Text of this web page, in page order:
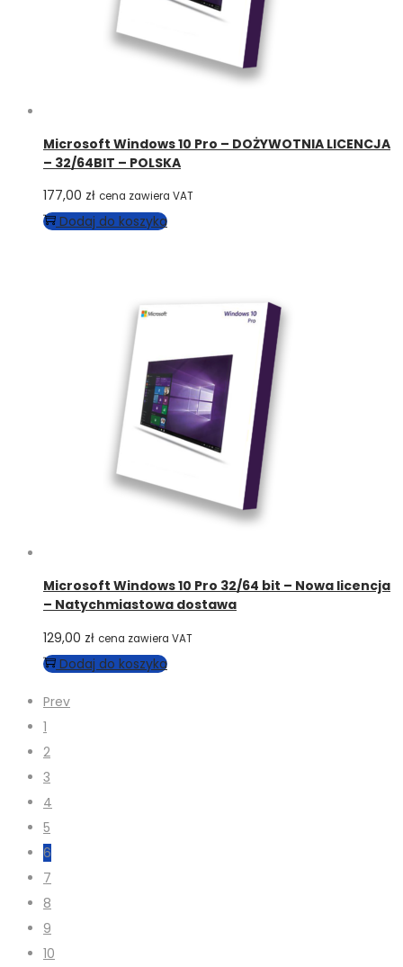
Microsoft Windows 10 Pro – DOŻYWOTNIA LICENCJA
– 32/64BIT – POLSKA
177,00 zł cena zawiera VAT
Dodaj do koszyka
Microsoft Windows 10 Pro 32/64 bit – Nowa licencja
– Natychmiastowa dostawa
129,00 zł cena zawiera VAT
Dodaj do koszyka
Prev
1
2
3
4
5
6
7
8
9
10